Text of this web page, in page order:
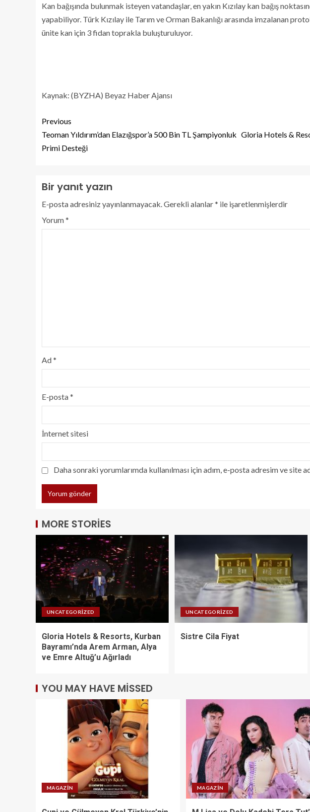
Kan bağışında bulunmak isteyen vatandaşlar, en yakın Kızılay kan bağış
yapabiliyor. Türk Kızılay ile Tarım ve Orman Bakanlığı arasında imzalanan
ünite kan için 3 fidan toprakla buluşturuluyor.
Kaynak: (BYZHA) Beyaz Haber Ajansı
Previous
Teoman Yıldırım’dan Elazığspor’a 500 Bin TL Şampiyonluk
Primi Desteği
Gloria Hotels &
Bir yanıt yazın
E-posta adresiniz yayınlanmayacak.Gerekli alanlar* ile işaretlenmişlerdir
Yorum*
Ad*
E-posta*
İnternet sitesi
Daha sonraki yorumlarımda kullanılması için adım, e-posta adresim ve site
MORE STORIES
UNCATEGORIZED
Gloria Hotels & Resorts, Kurban
Bayramı’nda Arem Arman, Alya
ve Emre Altuğ’u Ağırladı
UNCATEGORIZED
Sistre Cila Fiyat
YOU MAY HAVE MISSED
MAGAZIN MAGAZIN